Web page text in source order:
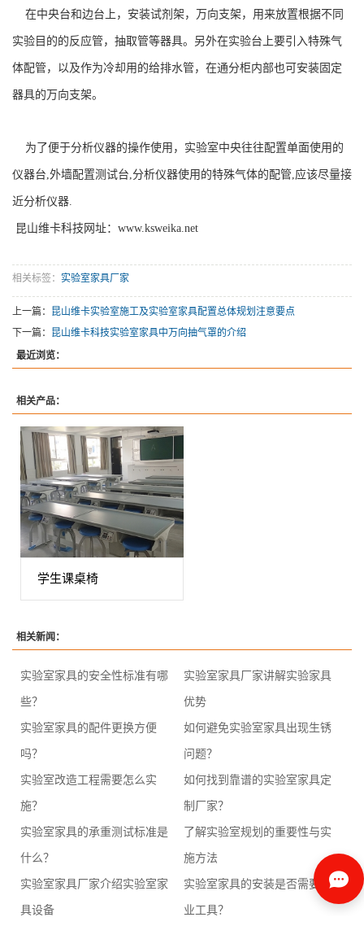
在中央台和边台上，安装试剂架，万向支架，用来放置根据不同
实验目的的反应管，抽取管等器具。另外在实验台上要引入特殊气
体配管，以及作为冷却用的给排水管，在通分柜内部也可安装固定
器具的万向支架。
为了便于分析仪器的操作使用，实验室中央往往配置单面使用的
仪器台,外墙配置测试台,分析仪器使用的特殊气体的配管,应该尽量接
近分析仪器.
昆山维卡科技网址：www.ksweika.net
相关标签： 实验室家具厂家
上一篇： 昆山维卡实验室施工及实验室家具配置总体规划注意要点
下一篇： 昆山维卡科技实验室家具中万向抽气罩的介绍
最近浏览：
相关产品：
学生课桌椅
相关新闻：
实验室家具的安全性标准有哪
些？
实验室家具厂家讲解实验家具
优势
实验室家具的配件更换方便
吗？
如何避免实验室家具出现生锈
问题？
实验室改造工程需要怎么实
施？
如何找到靠谱的实验室家具定
制厂家？
实验室家具的承重测试标准是
什么？
了解实验室规划的重要性与实
施方法
实验室家具厂家介绍实验室家
具设备
实验室家具的安装是否需要专
业工具？